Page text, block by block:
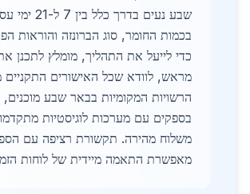
שבע נעים בדרך
בכמות החומר, סוג הברונזה והוראות
כדי לייעל את התהליך, מומלץ לתכנן
מראש, לוודא שכל האישורים התקניים
הרשויות המקומיות בבאר שבע מוכנים,
בספקים עם מערכות לוגיסטיות
משלוח מהירה. תקשורת רציפה עם
מאפשרת התאמה מיידית של לוחות